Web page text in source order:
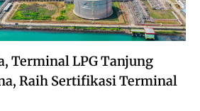
Terminal LPG Tanjung
Raih Sertifikasi Terminal